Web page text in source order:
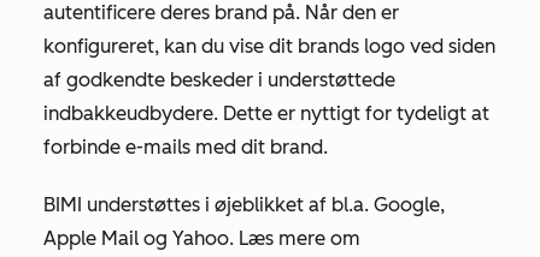
autentificere deres brand på. Når den er
konfigureret, kan du vise dit brands logo ved siden
af godkendte beskeder i understøttede
indbakkeudbydere. Dette er nyttigt for tydeligt at
forbinde e-mails med dit brand.
BIMI understøttes i øjeblikket af bl.a. Google,
Apple Mail og Yahoo. Læs mere om